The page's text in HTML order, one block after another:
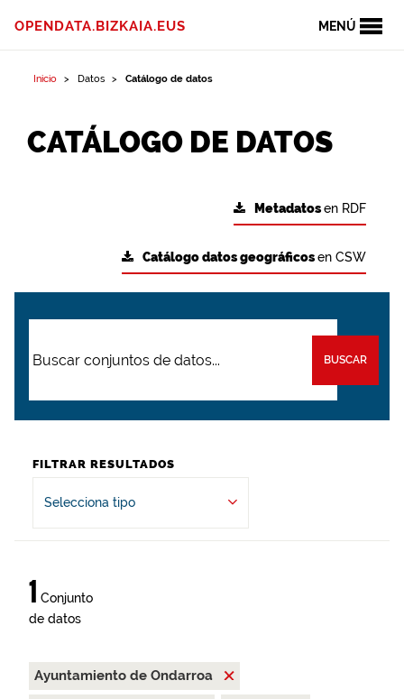
MENÚ
OPENDATA.BIZKAIA.EUS
Inicio Datos Catálogo de datos
CATÁLOGO DE DATOS
Metadatosen RDF
Catálogo datos geográficosen CSW
BUSCAR
FILTRAR RESULTADOS
Selecciona tipo
1 Conjunto
de datos
Ayuntamiento de Ondarroa